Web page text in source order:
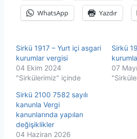
WhatsApp Yazdır
Sirkü 1917 – Yurt içi asgari
kurumlar vergisi
04 Ekim 2024
"Sirkülerimiz" içinde
Sirkü
07
Sirkü 2100 7582 sayılı
kanunla Vergi
kanunlarında yapılan
değişiklikler
04 Haziran 2026